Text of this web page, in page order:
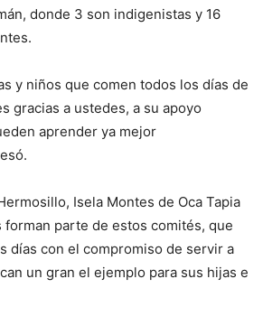
donde 3 son indigenistas y 16
y niños que comen todos los días de
gracias a ustedes, a su apoyo
aprender ya mejor
Isela Montes de Oca Tapia
parte de estos comités, que
días con el compromiso de servir a
un gran el ejemplo para sus hijas e